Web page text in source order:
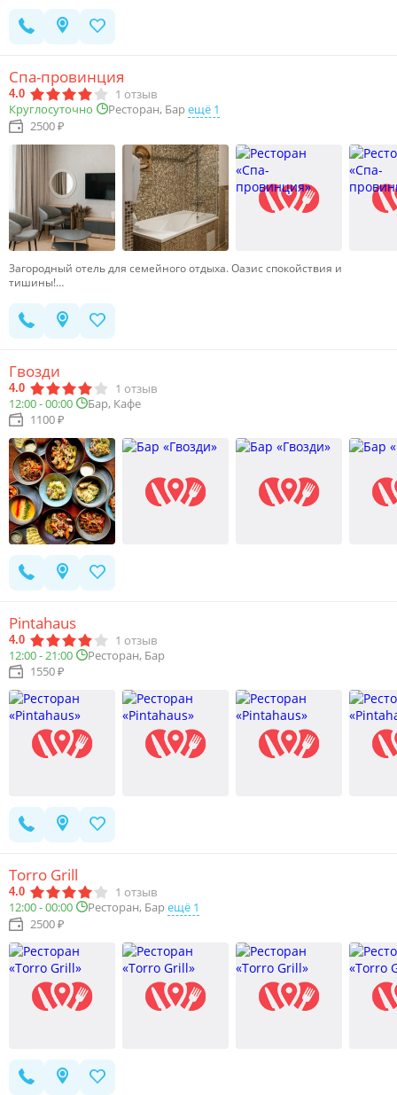
Спа-провинция
4.0 1 отзыв
Круглосуточно
Ресторан, Барещё 1
2500 ₽
Загородный отель для семейного отдыха. Оазис спокойствия и
тишины!…
Гвозди
4.0 1 отзыв
12:00 - 00:00
Бар, Кафе
1100 ₽
Pintahaus
4.0 1 отзыв
12:00 - 21:00
Ресторан, Бар
1550 ₽
Torro Grill
4.0 1 отзыв
12:00 - 00:00
Ресторан, Барещё 1
2500 ₽